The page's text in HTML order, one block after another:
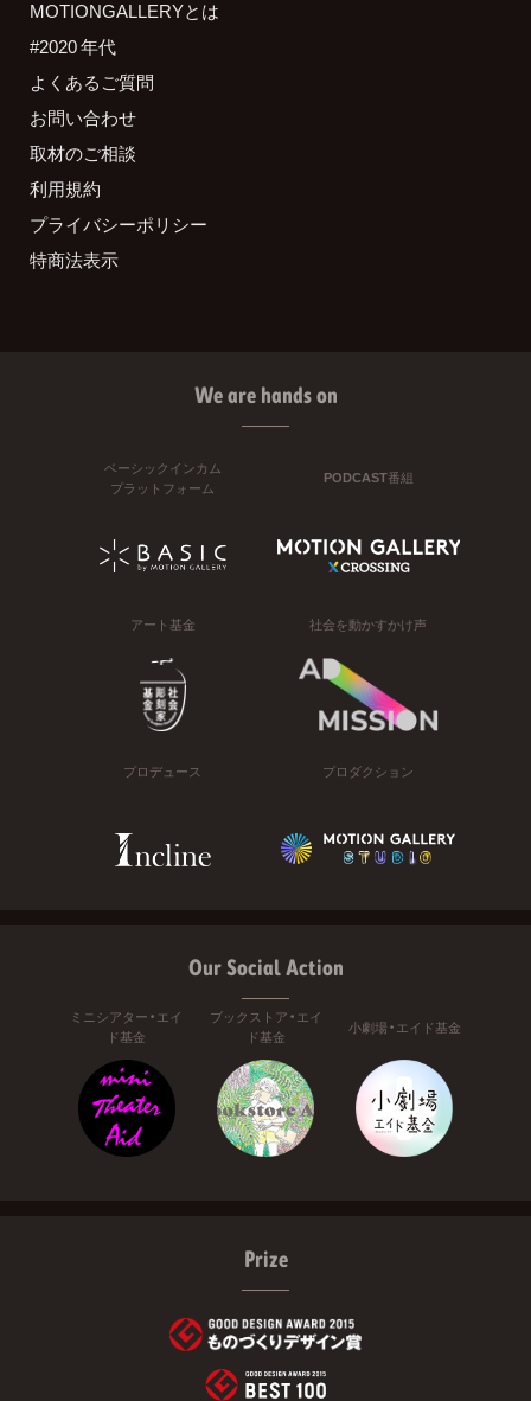
MOTIONGALLERYとは
#2020 年代
よくあるご質問
お問い合わせ
取材のご相談
利用規約
プライバシーポリシー
特商法表示
We are hands on
ベーシックインカム
プラットフォーム
PODCAST番組
アート基金 社会を動かすかけ声
プロデュース プロダクション
Our Social Action
ミニシアター・エイ
ド基金
ブックストア・エイ
ド基金
小劇場・エイド基金
Prize